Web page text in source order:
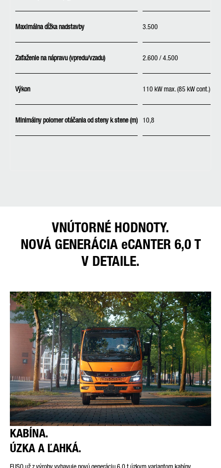
Maximálna dĺžka nadstavby 3.500
Zaťaženie na nápravu (vpredu/vzadu) 2.600 / 4.500
Výkon 110 kW max. (85 kW cont.)
Minimálny polomer otáčania od steny k stene (m) 10,8
VNÚTORNÉ HODNOTY.
NOVÁ GENERÁCIA eCANTER 6,0 T
V DETAILE.
KABÍNA.
ÚZKA A ĽAHKÁ.